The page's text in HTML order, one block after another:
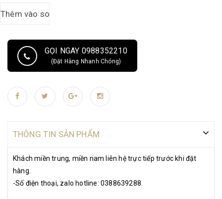
GỌI NGAY 0988352210
(Đặt Hàng Nhanh Chóng)
THÔNG TIN SẢN PHẨM
Khách miền trung, miền nam liên hệ trực tiếp trước khi đặt
hàng.
-Số điện thoại, zalo hotline: 0388639288.